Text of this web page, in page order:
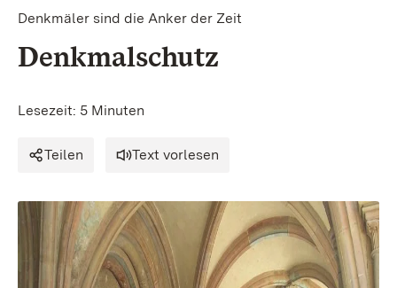
Denkmäler sind die Anker der Zeit
Denkmalschutz
Lesezeit: 5 Minuten
Teilen Text vorlesen